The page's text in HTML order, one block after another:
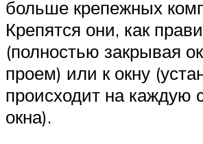
больше крепежных
Крепятся они, как
(полностью закрывая
проем) или к окну
происходит на каждую
окна).